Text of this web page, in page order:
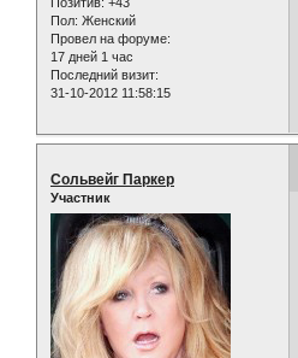
Пол: Женский
Провел на форуме:
17 дней 1 час
Последний визит:
31-10-2012 11:58:15
Сольвейг Паркер
Участник